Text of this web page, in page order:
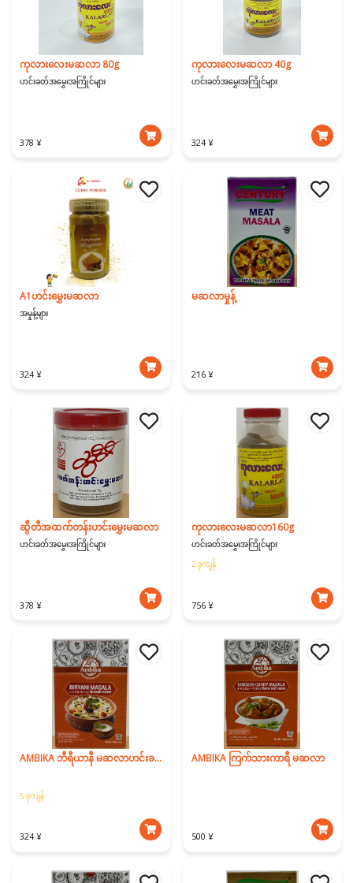
ကုလားလေးမဆလာ 80g
ဟင်းခတ်အမွှေးအကြိုင်များ
378 ¥
ကုလားလေးမဆလာ 40g
ဟင်းခတ်အမွှေးအကြိုင်များ
324 ¥
A1ဟင်းမွှေးမဆလာ
အမှုန့်များ
324 ¥
မဆလာမှုန့်
216 ¥
ဆွီတီအထက်တန်းဟင်းမွှေးမဆလာ
ဟင်းခတ်အမွှေးအကြိုင်များ
378 ¥
ကုလားလေးမဆလာ160g
ဟင်းခတ်အမွှေးအကြိုင်များ
2 ခုကျန်
756 ¥
AMBIKA ဘီရီယာနီ မဆလာဟင်းခတ်မှုန့် 100g
5 ခုကျန်
324 ¥
AMBIKA ကြက်သားကာရီ မဆလာ
500 ¥